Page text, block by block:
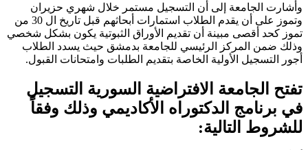
وأشارت الجامعة إلى أن التسجيل مستمر خلال شهري حزيران
وتموز على أن يقدم الطلاب استمارات أبحاثهم قبل تاريخ ال 30 من
تموز كحد أقصى مبينة أن تقديم الأوراق الثبوتية يكون بشكل شخصي
وذلك ضمن المركز الرئيسي للجامعة بدمشق حيث يسدد الطلاب
أجور التسجيل الأولية الخاصة بتقديم الطلبات وامتحانات القبول.
تفتح الجامعة الافتراضية السورية التسجيل
في برنامج الدكتوراه الأكاديمي وذلك وفقاً
للشروط التالية: